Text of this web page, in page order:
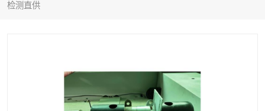
检测直供